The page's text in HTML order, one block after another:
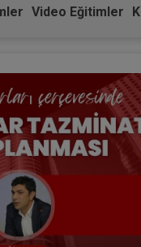
Video Eğitimler